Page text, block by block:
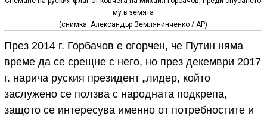
му в земята
(снимка: Александър Землянинченко / АР)
През 2014 г. Горбачов е огорчен, че Путин няма
време да се срещне с него, но през декември 2017
г. нарича руския президент „лидер, който
заслужено се ползва с народната подкрепа,
защото се интересува именно от потребностите и